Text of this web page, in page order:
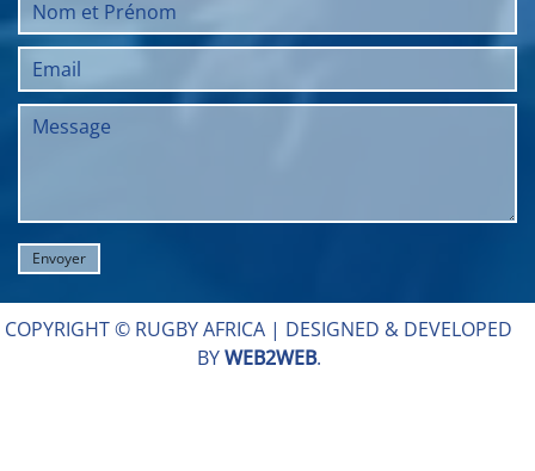
COPYRIGHT © RUGBY AFRICA | DESIGNED & DEVELOPED
BYWEB2WEB.